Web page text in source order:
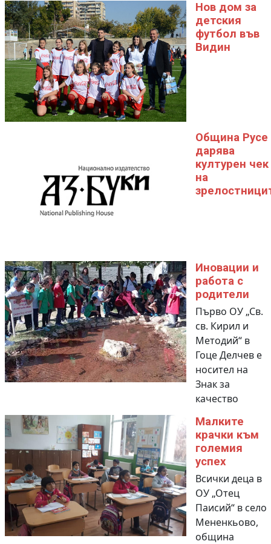
Нов дом за
детския
футбол във
Видин
Община Русе
дарява
културен чек
на
Иновации и
работа с
родители
Първо ОУ „Св.
св. Кирил и
Методий“ в
Гоце Делчев е
носител на
Знак за
качество
Малките
крачки към
големия
успех
Всички деца в
ОУ „Отец
Паисий“ в село
Мененкьово,
община